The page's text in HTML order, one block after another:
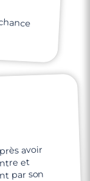
avoir
et
par son